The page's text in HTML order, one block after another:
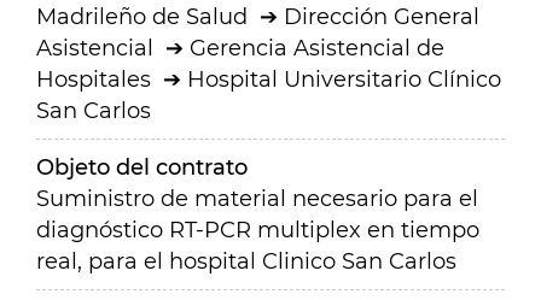
Madrileño de Salud
Dirección General
Asistencial
Gerencia Asistencial de
Hospitales
Hospital Universitario Clínico
San Carlos
Objeto del contrato
Suministro de material necesario para el
diagnóstico RT-PCR multiplex en tiempo
real, para el hospital Clinico San Carlos